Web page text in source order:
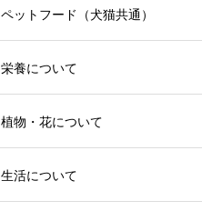
ペットフード（犬猫共通）
栄養について
植物・花について
生活について